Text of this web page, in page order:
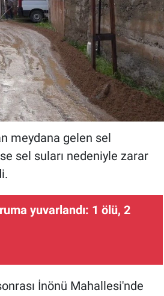
meydana gelen sel
sel suları nedeniyle zarar
yuvarlandı: 1 ölü, 2
İnönü Mahallesi'nde